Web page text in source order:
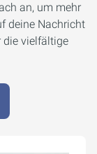
an, um mehr
deine Nachricht
die vielfältige